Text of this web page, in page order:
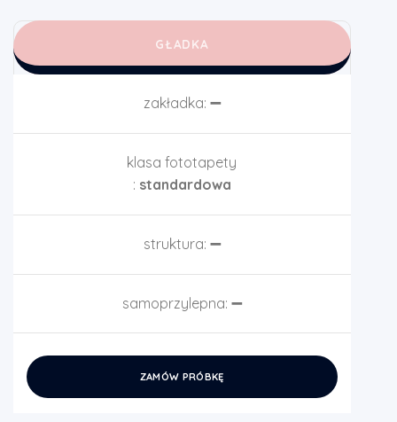
GŁADKA
zakładka: ➖
klasa fototapety
: standardowa
struktura: ➖
samoprzylepna: ➖
ZAMÓW PRÓBKĘ